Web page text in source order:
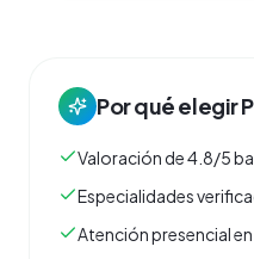
Por qué elegir
Valoración de 4.8/5
Especialidades
Atención presencial